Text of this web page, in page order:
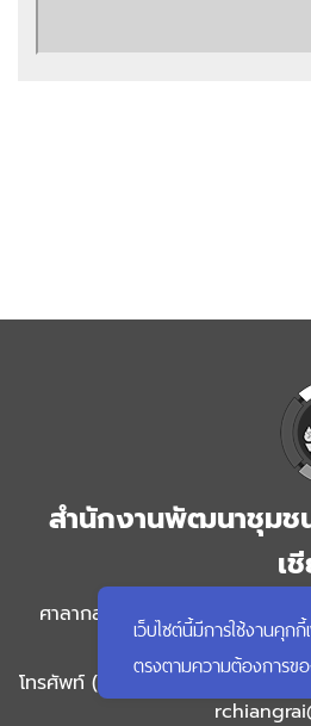
สำนักงานพัฒนาชุมช
เ
ศาลากลางจังหวัดเชียงราย ชั้น 1
เชียงราย จัง
โทรศัพท์ (+66) 5317 7350 โทรสา
เว็บไซต์นี้มีการใช้งานคุก
ตรงตามความต้องการข